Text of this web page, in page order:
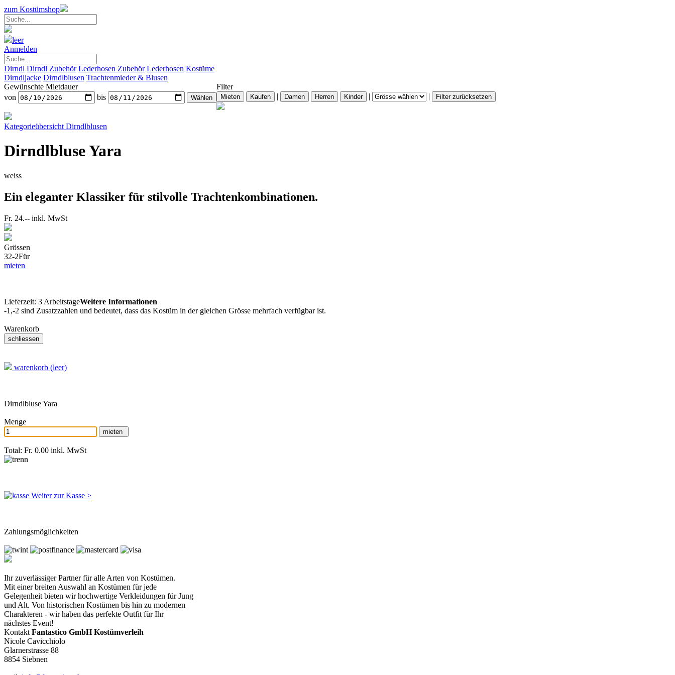
zum Kostümshop
leer
Anmelden
Dirndl Dirndl Zubehör Lederhosen Zubehör Lederhosen Kostüme
Dirndljacke Dirndlblusen Trachtenmieder & Blusen
Gewünschte Mietdauer
von
bis
Filter
|
| |
Kategorieübersicht Dirndlblusen
Dirndlbluse Yara
weiss
Ein eleganter Klassiker für stilvolle Trachtenkombinationen.
Fr. 24.-- inkl. MwSt
Grössen
32-2Für
mieten
Lieferzeit: 3 ArbeitstageWeitere Informationen
-1,-2 sind Zusatzzahlen und bedeutet, dass das Kostüm in der gleichen Grösse mehrfach verfügbar ist.
Warenkorb
warenkorb (leer)
Dirndlbluse Yara
Menge
Total: Fr. 0.00 inkl. MwSt
Weiter zur Kasse >
Zahlungsmöglichkeiten
Ihr zuverlässiger Partner für alle Arten von Kostümen.
Mit einer breiten Auswahl an Kostümen für jede
Gelegenheit bieten wir hochwertige Verkleidungen für Jung
und Alt. Von historischen Kostümen bis hin zu modernen
Charakteren - wir haben das perfekte Outfit für Ihr
nächstes Event!
Kontakt Fantastico GmbH Kostümverleih
Nicole Cavicchiolo
Glarnerstrasse 88
8854 Siebnen